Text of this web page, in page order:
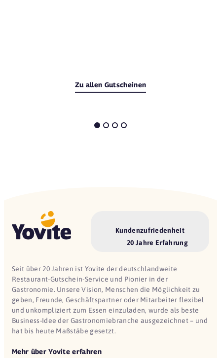
Zu allen Gutscheinen
Kundenzufriedenheit
20 Jahre Erfahrung
Seit über 20 Jahren ist Yovite der deutschlandweite
Restaurant-Gutschein-Service und Pionier in der
Gastronomie. Unsere Vision, Menschen die Möglichkeit zu
geben, Freunde, Geschäftspartner oder Mitarbeiter flexibel
und unkompliziert zum Essen einzuladen, wurde als beste
Business-Idee der Gastronomiebranche ausgezeichnet – und
hat bis heute Maßstäbe gesetzt.
Mehr über Yovite erfahren